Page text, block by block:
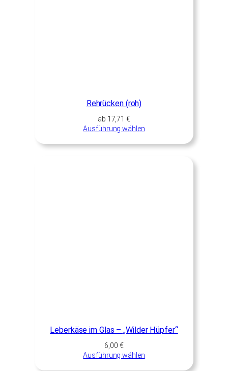
Rehrücken (roh)
ab 17,71€
Ausführung wählen
Leberkäse im Glas – „Wilder Hüpfer“
6,00 €
Ausführung wählen